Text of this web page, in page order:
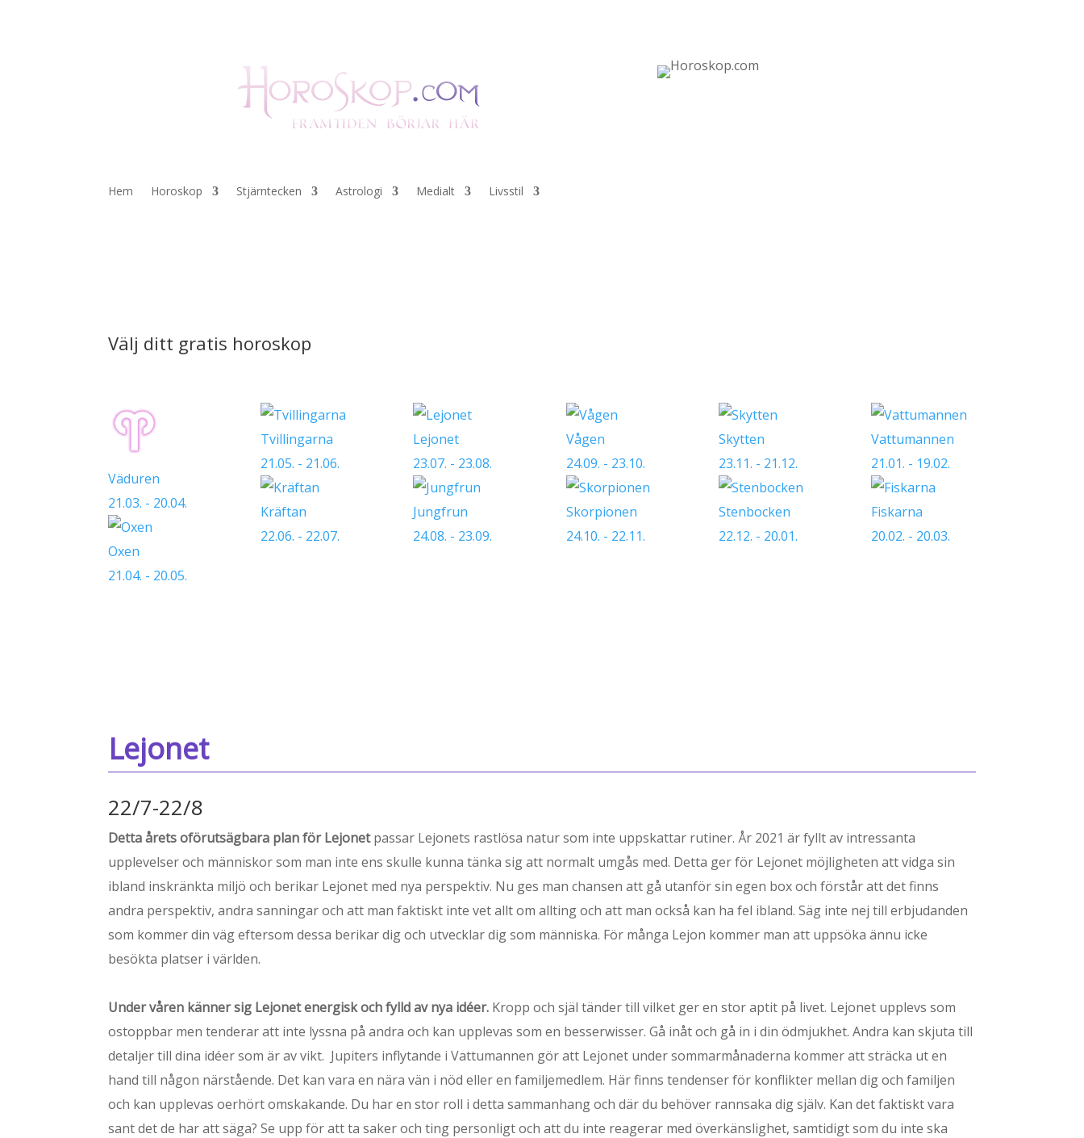
Hem Horoskop Stjärntecken Astrologi Medialt Livsstil
Välj ditt gratis horoskop
Väduren
21.03. - 20.04.
Oxen
21.04. - 20.05.
Tvillingarna
21.05. - 21.06.
Kräftan
22.06. - 22.07.
Lejonet
23.07. - 23.08.
Jungfrun
24.08. - 23.09.
Vågen
24.09. - 23.10.
Skorpionen
24.10. - 22.11.
Skytten
23.11. - 21.12.
Stenbocken
22.12. - 20.01.
Vattumannen
21.01. - 19.02.
Fiskarna
20.02. - 20.03.
Lejonet
22/7-22/8
Detta årets oförutsägbara plan för Lejonetpassar Lejonets rastlösa natur som inte uppskattar rutiner. År 2021 är fyllt av intressanta
upplevelser och människor som man inte ens skulle kunna tänka sig att normalt umgås med. Detta ger för Lejonet möjligheten att vidga sin
ibland inskränkta miljö och berikar Lejonet med nya perspektiv. Nu ges man chansen att gå utanför sin egen box och förstår att det finns
andra perspektiv, andra sanningar och att man faktiskt inte vet allt om allting och att man också kan ha fel ibland. Säg inte nej till erbjudanden
som kommer din väg eftersom dessa berikar dig och utvecklar dig som människa. För många Lejon kommer man att uppsöka ännu icke
besökta platser i världen.
Under våren känner sig Lejonet energisk och fylld av nya idéer. Kropp och själ tänder till vilket ger en stor aptit på livet. Lejonet upplevs som
ostoppbar men tenderar att inte lyssna på andra och kan upplevas som en besserwisser. Gå inåt och gå in i din ödmjukhet. Andra kan skjuta till
detaljer till dina idéer som är av vikt. Jupiters inflytande i Vattumannen gör att Lejonet under sommarmånaderna kommer att sträcka ut en
hand till någon närstående. Det kan vara en nära vän i nöd eller en familjemedlem. Här finns tendenser för konflikter mellan dig och familjen
och kan upplevas oerhört omskakande. Du har en stor roll i detta sammanhang och där du behöver rannsaka dig själv. Kan det faktiskt vara
sant det de har att säga? Se upp för att ta saker och ting personligt och att du inte reagerar med överkänslighet, samtidigt som du inte ska